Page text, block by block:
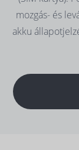
mozgás- és
akku